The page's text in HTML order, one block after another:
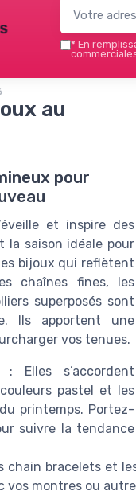
* En
au
pour
et inspire des
la saison idéale pour
bijoux qui reflètent
chaînes fines, les
superposés sont
Ils apportent une
vos tenues.
: Elles s’accordent
pastel et les
printemps. Portez-
suivre la tendance
chain bracelets et
montres ou